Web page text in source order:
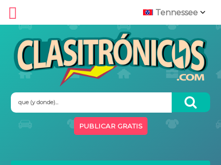
Tennessee
Argentina
Bolivia
Chile
Colombia
Costa Rica
PUBLICAR GRATIS